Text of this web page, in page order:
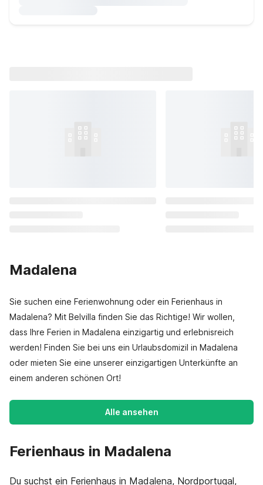
Madalena
Sie suchen eine Ferienwohnung oder ein Ferienhaus in
Madalena? Mit Belvilla finden Sie das Richtige! Wir wollen,
dass Ihre Ferien in Madalena einzigartig und erlebnisreich
werden! Finden Sie bei uns ein Urlaubsdomizil in Madalena
oder mieten Sie eine unserer einzigartigen Unterkünfte an
einem anderen schönen Ort!
Alle ansehen
Ferienhaus in Madalena
Du suchst ein Ferienhaus in Madalena, Nordportugal,